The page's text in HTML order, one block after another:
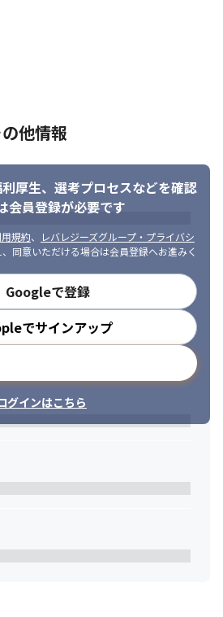
ュリティシステムを支えるポジション
他情報
厚生、 選考プロセスなどを確認
会員登録が必要です
規約、
レバレジーズグループ・プライバシ
同意いただける場合は会員登録へお進みく
Googleで登録
でサインアップ
グインはこちら